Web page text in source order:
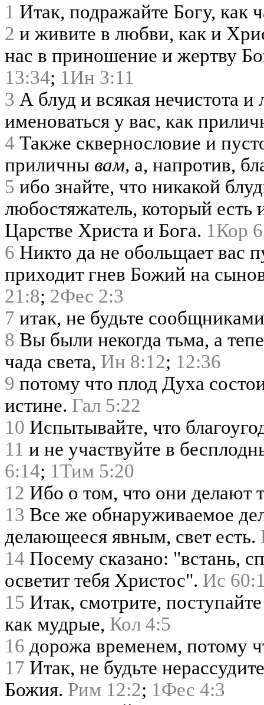
1 Итак, подражайте Богу, как
2 и живите в любви, как и
нас в приношение и жертву
13:34; 1Ин 3:11
3 А блуд и всякая нечистота
именоваться у вас, как
4 Также сквернословие и
приличны вам, а, напротив,
5 ибо знайте, что никакой
любостяжатель, который есть
Царстве Христа и Бога. 1Кор
6 Никто да не обольщает вас
приходит гнев Божий на
21:8; 2Фес 2:3
7 итак, не будьте
8 Вы были некогда тьма, а
чада света, Ин 8:12; 12:36
9 потому что плод Духа
истине. Гал 5:22
10 Испытывайте, что
11 и не участвуйте в
6:14; 1Тим 5:20
12 Ибо о том, что они делают
13 Все же обнаруживаемое
делающееся явным, свет есть.
14 Посему сказано: "встань,
осветит тебя Христос". Ис
15 Итак, смотрите,
как мудрые, Кол 4:5
16 дорожа временем, потому
17 Итак, не будьте
Божия. Рим 12:2; 1Фес 4:3